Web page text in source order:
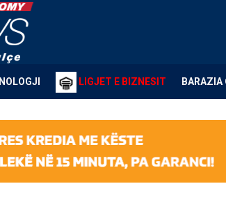
LIGJET E BIZNESIT BARAZIA